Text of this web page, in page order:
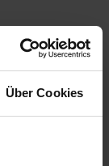
Über Cookies
Lemgo